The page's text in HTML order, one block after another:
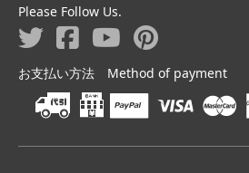
Please Follow Us.
お支払い方法 Method of payment